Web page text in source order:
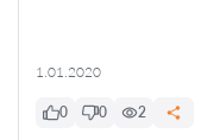
1.01.2020
0 0 2